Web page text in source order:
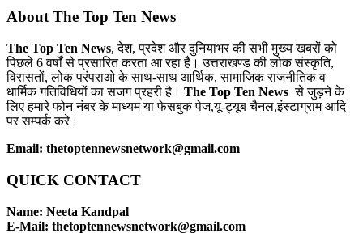
About The Top Ten News
The Top Ten News, देश, प्रदेश और दुनियाभर की सभी मुख्य खबरों को
पिछले 6 वर्षों से प्रसारित करता आ रहा है। उत्तराखण्ड की लोक संस्कृति,
विरासतों, लोक परंपराओ के साथ-साथ आर्थिक, सामाजिक राजनीतिक व
धार्मिक गतिविधियों का सजग प्रहरी है। The Top Ten News से जुड़ने के
लिए हमारे फोन नंबर के माध्यम या फेसबुक पेज,यू-ट्यूब चैनल,इंस्टाग्राम आदि
पर सम्पर्क करे।
Email: thetoptennewsnetwork@gmail.com
QUICK CONTACT
Name: Neeta Kandpal
E-Mail: thetoptennewsnetwork@gmail.com